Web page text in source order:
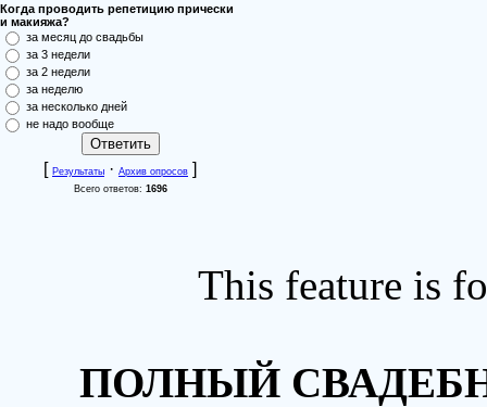
Когда проводить репетицию прически
и макияжа?
за месяц до свадьбы
за 3 недели
за 2 недели
за неделю
за несколько дней
не надо вообще
[ Результаты · Архив опросов ]
Всего ответов: 1696
This feature is
ПОЛНЫЙ